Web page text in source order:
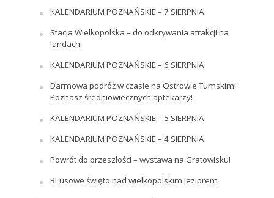
KALENDARIUM POZNAŃSKIE – 7 SIERPNIA
Stacja Wielkopolska – do odkrywania atrakcji na
landach!
KALENDARIUM POZNAŃSKIE – 6 SIERPNIA
Darmowa podróż w czasie na Ostrowie Tumskim!
Poznasz średniowiecznych aptekarzy!
KALENDARIUM POZNAŃSKIE – 5 SIERPNIA
KALENDARIUM POZNAŃSKIE – 4 SIERPNIA
Powrót do przeszłości – wystawa na Gratowisku!
BLusowe święto nad wielkopolskim jeziorem